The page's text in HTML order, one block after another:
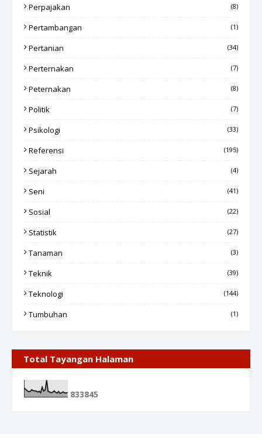
Perpajakan (8)
Pertambangan (1)
Pertanian (34)
Perternakan (7)
Peternakan (8)
Politik (7)
Psikologi (33)
Referensi (195)
Sejarah (4)
Seni (41)
Sosial (22)
Statistik (27)
Tanaman (3)
Teknik (39)
Teknologi (144)
Tumbuhan (1)
Total Tayangan Halaman
833845